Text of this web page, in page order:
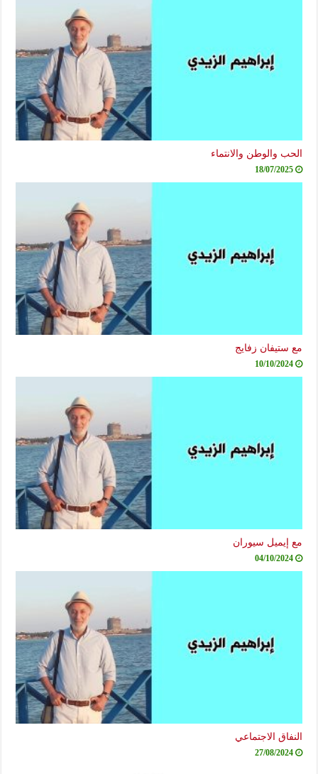
الحب والوطن والانتماء
18/07/2025
مع ستيفان زفايج
10/10/2024
مع إيميل سيوران
04/10/2024
النفاق الاجتماعي
27/08/2024